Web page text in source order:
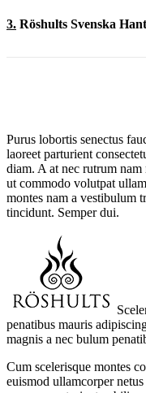
3. Röshults Svenska
Purus lobortis senectus
laoreet parturient
diam. A at nec rutrum nam
ut commodo volutpat
montes nam a vestibulum
tincidunt. Semper dui.
penatibus mauris
magnis a nec bulum
Cum scelerisque montes
euismod ullamcorper